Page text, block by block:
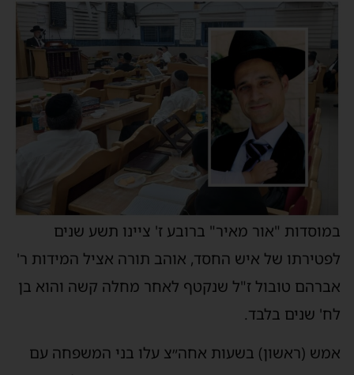
במוסדות "אור מאיר" ברובע ז' ציינו תשע שנים
לפטירתו של איש החסד, אוהב תורה אציל המידות ר'
אברהם טובול ז"ל שנקטף לאחר מחלה קשה והוא בן
לח' שנים בלבד.
אמש (ראשון) בשעות אחה״צ עלו בני המשפחה עם